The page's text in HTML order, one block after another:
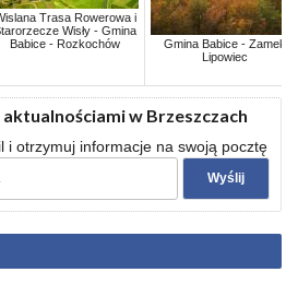
Trasa Rowerowa i
Wisły - Gmina
Babice - Rozkochów
Gmina Babice - Zamek
Lipowiec
aktualnościami w Brzeszczach
i otrzymuj informacje na swoją pocztę